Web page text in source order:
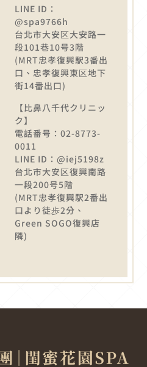
LINE ID：
@spa9766h
台北市大安区大安路一
段101巷10号3階
(MRT忠孝復興駅3番出
口、忠孝復興東区地下
街14番出口)
【比鼻八千代クリニッ
ク】
電話番号：02-8773-
0011
LINE ID：@iej5198z
台北市大安区復興南路
一段200号5階
(MRT忠孝復興駅2番出
口より徒歩2分、
Green SOGO復興店
隣)